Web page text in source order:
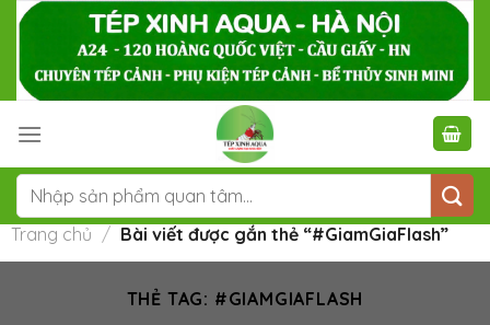
Skip
content
Tìm
kiếm:
Trang chủ / Bài viết được gắn thẻ “#GiamGiaFlash”
THẺ TAG: #GIAMGIAFLASH